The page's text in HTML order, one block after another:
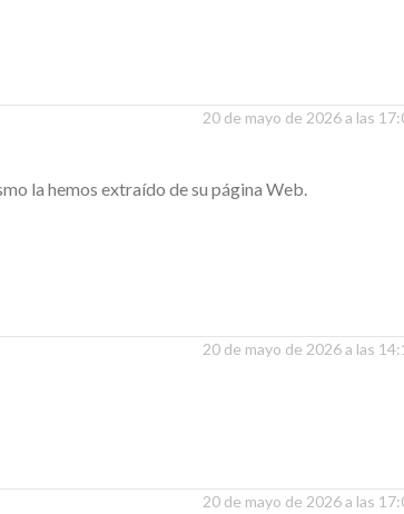
20 de mayo de 2026 a las
la hemos extraído de su página Web.
20 de mayo de 2026 a las
20 de mayo de 2026 a las